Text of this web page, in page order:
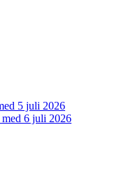
5 juli 2026
6 juli 2026